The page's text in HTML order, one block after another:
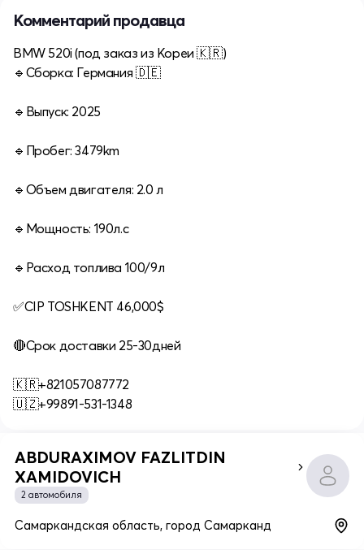
Комментарий продавца
BMW 520i (под заказ из Кореи 🇰🇷)
🔹Сборка: Германия 🇩🇪
🔹Выпуск: 2025
🔹Пробег: 3479km
🔹Объем двигателя: 2.0 л
🔹Мощность: 190л.с
🔹Расход топлива 100/9л
✅CIP TOSHKENT 46,000$
🔴Срок доставки 25-30дней
🇰🇷+821057087772
🇺🇿+99891-531-1348
ABDURAXIMOV FAZLITDIN
XAMIDOVICH
2 автомобиля
Самаркандская область, город Самарканд